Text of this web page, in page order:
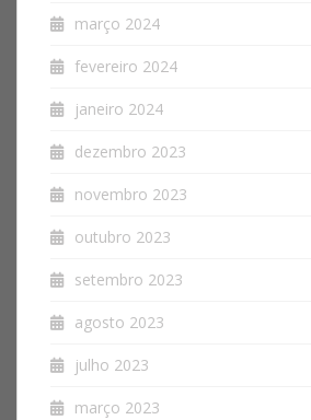
março 2024
fevereiro 2024
janeiro 2024
dezembro 2023
novembro 2023
outubro 2023
setembro 2023
agosto 2023
julho 2023
março 2023